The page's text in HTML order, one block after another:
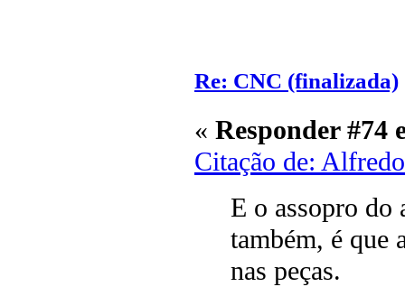
Re: CNC (finalizada)
« Responder #74
Citação de:
E o assopro do
também, é que
nas peças.